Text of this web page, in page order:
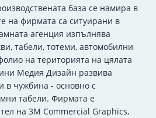
база се намира в
на фирмата са ситуирани в
агенция изпълнява
табели, тотеми, автомобилни
на територията на цялата
Медия Дизайн развива
в чужбина - основно с
табели. Фирмата е
на 3M Commercial Graphics,